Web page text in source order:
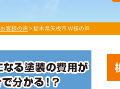
お客様の声>栃木県矢板市 W様の声